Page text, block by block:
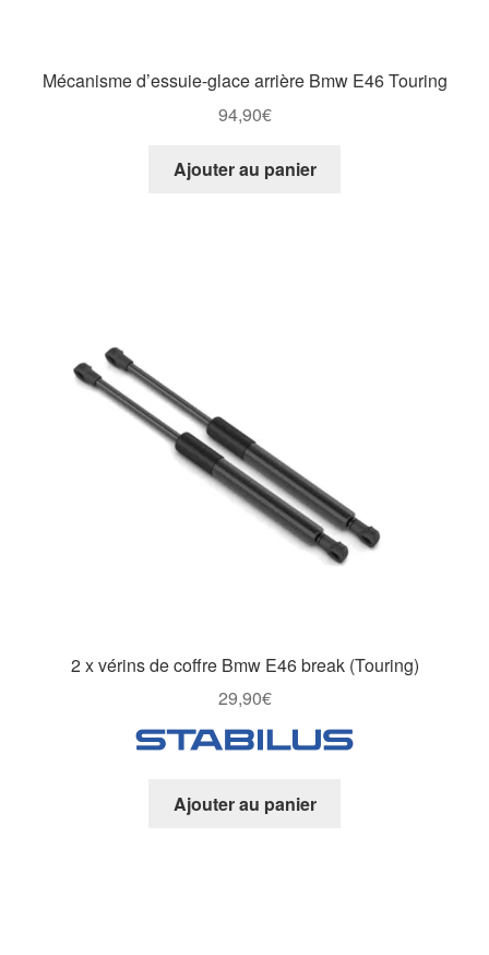
Mécanisme d’essuie-glace arrière Bmw E46 Touring
94,90€
Ajouter au panier
2 x vérins de coffre Bmw E46 break (Touring)
29,90€
Ajouter au panier